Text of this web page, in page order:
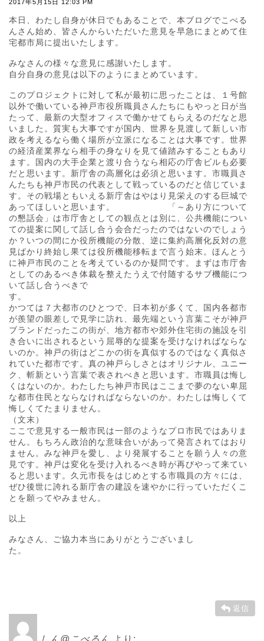
2017年5月15日 12:03 PM
本日、わたし自身が休日でもあることで、本ブログでこべる
んさん始め、皆さんからいただいた意見を早急にまとめて住
宅都市局に提出いたします。
みなさんの様々な意見に感謝いたします。
自分自身の意見は以下のようにまとめています。
このプロジェクトに対して私が最初に思ったことは、１号館
以外で働いている神戸市役所職員さんたちにもやっと日が当
たって、最新の大型オフィスで働かせてもらえるのだなと思
いました。質実も大事ですが国内、世界を見渡して新しい市
政を考えるなら働く場所が立派になることは大事です。世界
の経済産業界なら相手の身なりを見て値踏みすることもあり
ます。国内の大手企業と渡り合うなら相応の庁舎ビルも必要
だと思います。新庁舎の高層化は必須と思います。市職員さ
んたちも神戸市民の代表として戦っているのだと信じていま
す。その戦場ともいえる新庁舎はやはり見栄えのする巨城で
あってほしいと思います。 「～あり方について
の懇話会」は市庁舎としての観点とは別に、公共機能につい
ての提案に関して話し合う会合だったのではないのでしょう
か？いつの間にか役所機能の分散、逆に集約高層化反対の意
見ばかり終始し果ては役所機能移転まで言う始末。ほんとう
に神戸市民のことを考えているのか疑問です。まずは市庁舎
としてのあるべき体裁を整えたうえで付随するサブ機能につ
いて話し合うべきで
す。
かつては７大都市のひとつで、日本初が多くて、国内各都市
が羨望の眼差しで見学に訪れ、最先端という言葉こそが神戸
ブランドだったこの街が、地方都市や郊外住宅街の施設を引
き合いに出されるという屈辱的な提案を受けなければならな
いのか。神戸の街はどこかの街を真似するのではなく真似さ
れていた都市です。真の神戸らしさとはオリジナル、ユニー
ク、斬新という言葉で表されべきと思います。市職員は悔し
くはないのか。わたしたち神戸市民はここまで夢のない卑屈
な都市住民とならなければならないのか。わたしは悔しくて
悔しくてたまりません。
（文末）
ここで意見する一般市民は一部のようなプロ市民ではありま
せん。もちろん政治的な意味合いがあって発言されてはおり
ません。みな神戸を愛し、より発展することを願う人々の意
見です。神戸は変化を受け入れるべき時が再びやって来てい
ると思います。久元市長をはじめとする市職員の方々には、
ぜひ後世に誇れる新庁舎の建設を速やかに行っていただくこ
とを願ってやみません。
以上
みなさん、ご協力本当にありがとうございまし
た。
返信
しん@こべるん より: